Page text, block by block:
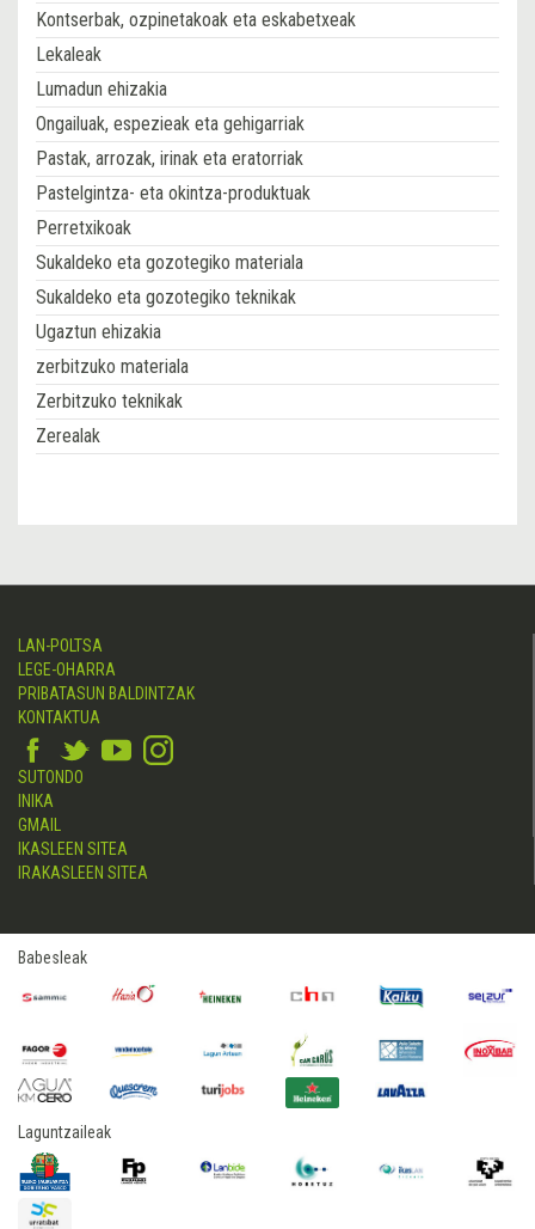
Kontserbak, ozpinetakoak eta eskabetxeak
Lekaleak
Lumadun ehizakia
Ongailuak, espezieak eta gehigarriak
Pastak, arrozak, irinak eta eratorriak
Pastelgintza- eta okintza-produktuak
Perretxikoak
Sukaldeko eta gozotegiko materiala
Sukaldeko eta gozotegiko teknikak
Ugaztun ehizakia
zerbitzuko materiala
Zerbitzuko teknikak
Zerealak
LAN-POLTSA
LEGE-OHARRA
PRIBATASUN BALDINTZAK
KONTAKTUA
SUTONDO
INIKA
GMAIL
IKASLEEN SITEA
IRAKASLEEN SITEA
Babesleak
Laguntzaileak